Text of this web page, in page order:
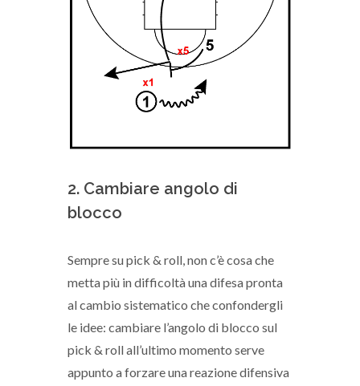
2. Cambiare angolo di
blocco
Sempre su pick & roll, non c’è cosa che
metta più in difficoltà una difesa pronta
al cambio sistematico che confondergli
le idee: cambiare l’angolo di blocco sul
pick & roll all’ultimo momento serve
appunto a forzare una reazione difensiva